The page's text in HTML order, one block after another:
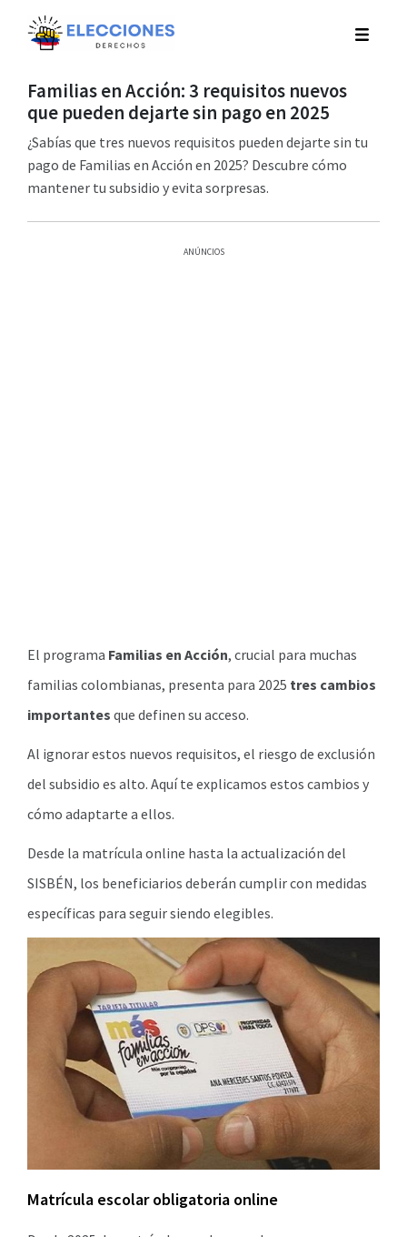
Familias en Acción: 3 requisitos nuevos
que pueden dejarte sin pago en 2025
¿Sabías que tres nuevos requisitos pueden dejarte sin tu
pago de Familias en Acción en 2025? Descubre cómo
mantener tu subsidio y evita sorpresas.
ANÚNCIOS
El programa Familias en Acción, crucial para muchas
familias colombianas, presenta para 2025 tres cambios
importantes que definen su acceso.
Al ignorar estos nuevos requisitos, el riesgo de exclusión
del subsidio es alto. Aquí te explicamos estos cambios y
cómo adaptarte a ellos.
Desde la matrícula online hasta la actualización del
SISBÉN, los beneficiarios deberán cumplir con medidas
específicas para seguir siendo elegibles.
Matrícula escolar obligatoria online